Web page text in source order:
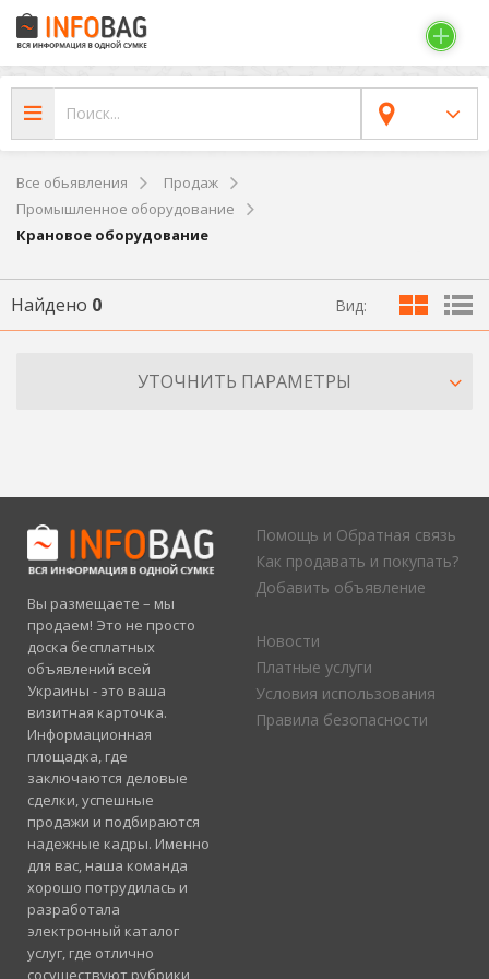
Все обьявления
Продаж
Промышленное оборудование
Крановое оборудование
Найдено 0 Вид:
УТОЧНИТЬ ПАРАМЕТРЫ
Вы размещаете – мы
продаем! Это не просто
доска бесплатных
объявлений всей
Украины - это ваша
визитная карточка.
Информационная
площадка, где
заключаются деловые
сделки, успешные
продажи и подбираются
надежные кадры. Именно
для вас, наша команда
хорошо потрудилась и
разработала
электронный каталог
услуг, где отлично
сосуществуют рубрики
Помощь и Обратная связь
Как продавать и покупать?
Добавить объявление
Новости
Платные услуги
Условия использования
Правила безопасности